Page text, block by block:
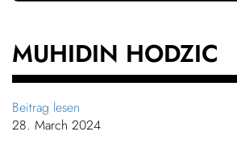
MUHIDIN HODZIC
Beitrag lesen
28. March 2024